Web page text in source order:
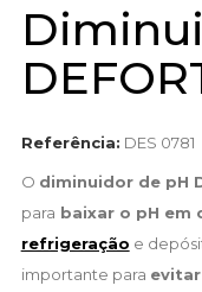
Referência: DES 0781
O diminuidor de pH
para baixar o pH em
refrigeração e
importante para